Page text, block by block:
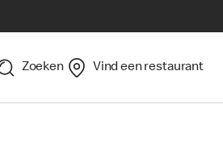
Zoeken Vind een restaurant